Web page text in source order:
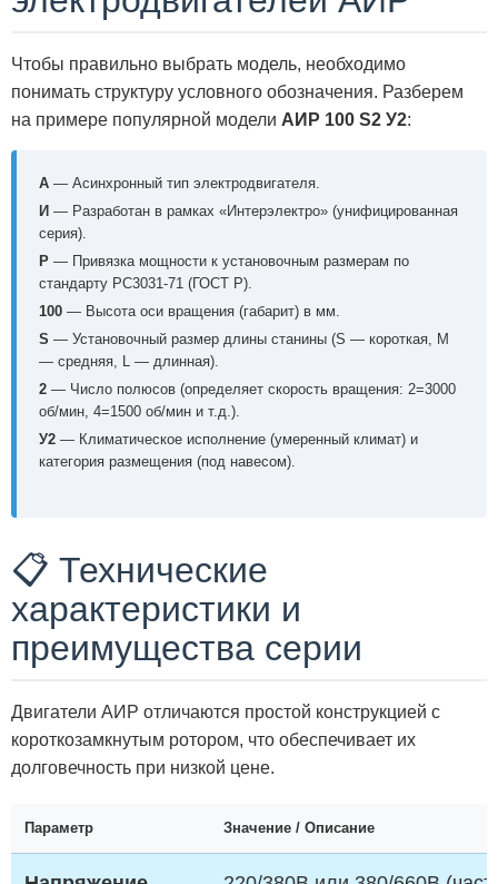
Чтобы правильно выбрать модель, необходимо
понимать структуру условного обозначения. Разберем
на примере популярной модели АИР 100 S2 У2:
А — Асинхронный тип электродвигателя.
И — Разработан в рамках «Интерэлектро» (унифицированная
серия).
Р — Привязка мощности к установочным размерам по
стандарту РС3031-71 (ГОСТ Р).
100 — Высота оси вращения (габарит) в мм.
S — Установочный размер длины станины (S — короткая, M
— средняя, L — длинная).
2 — Число полюсов (определяет скорость вращения: 2=3000
об/мин, 4=1500 об/мин и т.д.).
У2 — Климатическое исполнение (умеренный климат) и
категория размещения (под навесом).
📋 Технические
характеристики и
преимущества серии
Двигатели АИР отличаются простой конструкцией с
короткозамкнутым ротором, что обеспечивает их
долговечность при низкой цене.
Параметр Значение / Описание